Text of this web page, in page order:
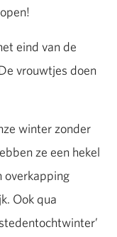
eind van de
vrouwtjes doen
winter zonder
ze een hekel
overkapping
Ook qua